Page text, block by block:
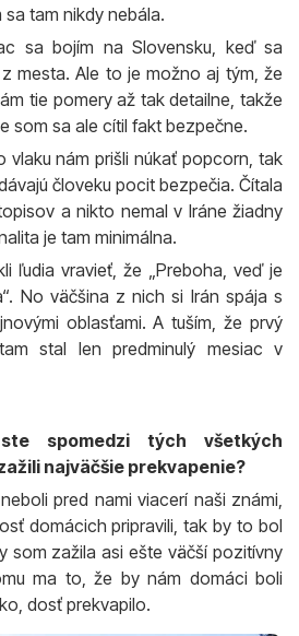
tam nikdy nebála.
sa bojím na Slovensku, keď sa
mesta. Ale to je možno aj tým, že
tie pomery až tak detailne, takže
som sa ale cítil fakt bezpečne.
vlaku nám prišli núkať popcorn, tak
človeku pocit bezpečia. Čítala
a nikto nemal v Iráne žiadny
je tam minimálna.
ľudia vravieť, že „Preboha, veď je
No väčšina z nich si Irán spája s
oblasťami. A tuším, že prvý
stal len predminulý mesiac v
spomedzi tých všetkých
najväčšie prekvapenie?
pred nami viacerí naši známi,
domácich pripravili, tak by to bol
som zažila asi ešte väčší pozitívny
ma to, že by nám domáci boli
dosť prekvapilo.